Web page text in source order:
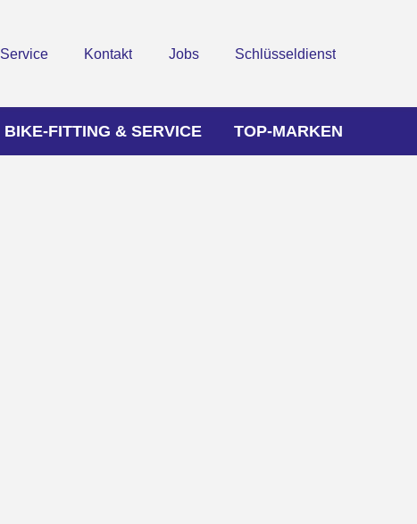
Service Kontakt Jobs Schlüsseldienst
BIKE-FITTING & SERVICE TOP-MARKEN